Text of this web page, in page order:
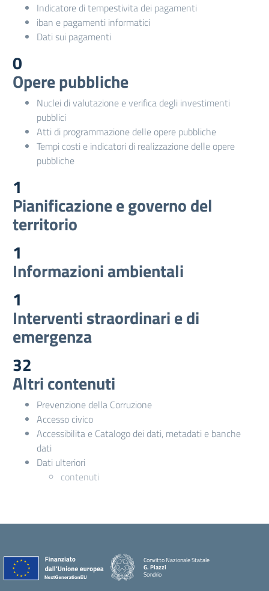
Indicatore di tempestivita dei pagamenti
iban e pagamenti informatici
Dati sui pagamenti
0
Opere pubbliche
Nuclei di valutazione e verifica degli investimenti
pubblici
Atti di programmazione delle opere pubbliche
Tempi costi e indicatori di realizzazione delle opere
pubbliche
1
Pianificazione e governo del
territorio
1
Informazioni ambientali
1
Interventi straordinari e di
emergenza
32
Altri contenuti
Prevenzione della Corruzione
Accesso civico
Accessibilita e Catalogo dei dati, metadati e banche
dati
Dati ulteriori
contenuti
Convitto Nazionale Statale
G. Piazzi
Sondrio